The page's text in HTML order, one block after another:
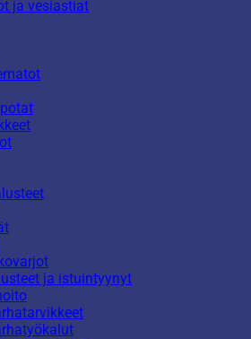
ja vesiastiat
ja istuintyynyt